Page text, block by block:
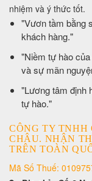
nhiệm và ý thức tốt.
​"Vươn tầm bằng
khách hàng."
​"Niềm tự hào
và sự mãn
​"Lương tâm định
tự hào."
CÔNG TY TNHH
CHÂU. NHẬN
TRÊN TOÀN
Mã Số Thuế: